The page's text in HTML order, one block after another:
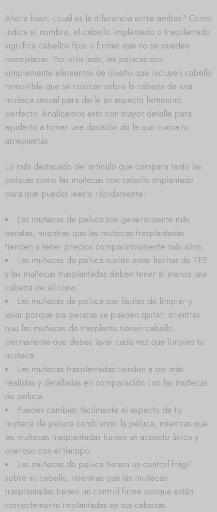
Ahora bien, ¿cuál es la diferencia entre ambos? Como
indica el nombre, el cabello implantado o trasplantado
significa cabellos fijos o firmes que no se pueden
reemplazar. Por otro lado, las pelucas son
simplemente elementos de diseño que incluyen cabello
removible que se colocan sobre la cabeza de una
muñeca sexual para darle un aspecto femenino
perfecto. Analicemos esto con mayor detalle para
ayudarte a tomar una decisión de la que nunca te
arrepientas.
Lo más destacado del artículo que compara tanto las
pelucas como las muñecas con cabello implantado
para que puedas leerlo rápidamente;
Las muñecas de peluca son generalmente más
baratas, mientras que las muñecas trasplantadas
tienden a tener precios comparativamente más altos.
Las muñecas de peluca suelen estar hechas de TPE
y las muñecas trasplantadas deben tener al menos una
cabeza de silicona.
Las muñecas de peluca son fáciles de limpiar y
lavar porque sus pelucas se pueden quitar, mientras
que las muñecas de trasplante tienen cabello
permanente que debes lavar cada vez que limpies tu
muñeca.
Las muñecas trasplantadas tienden a ser más
realistas y detalladas en comparación con las muñecas
de peluca.
Puedes cambiar fácilmente el aspecto de tu
muñeca de peluca cambiando la peluca, mientras que
las muñecas trasplantadas tienen un aspecto único y
oneroso con el tiempo.
Las muñecas de peluca tienen un control frágil
sobre su cabello, mientras que las muñecas
trasplantadas tienen un control firme porque están
correctamente implantadas en sus cabezas.